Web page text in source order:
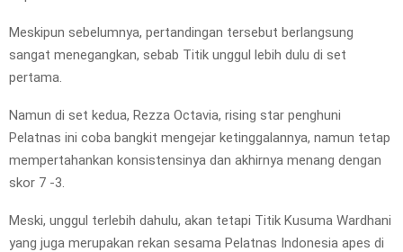
Meskipun sebelumnya, pertandingan tersebut berlangsung
sangat menegangkan, sebab Titik unggul lebih dulu di set
pertama.
Namun di set kedua, Rezza Octavia, rising star penghuni
Pelatnas ini coba bangkit mengejar ketinggalannya, namun tetap
mempertahankan konsistensinya dan akhirnya menang dengan
skor 7 -3.
Meski, unggul terlebih dahulu, akan tetapi Titik Kusuma Wardhani
yang juga merupakan rekan sesama Pelatnas Indonesia apes di